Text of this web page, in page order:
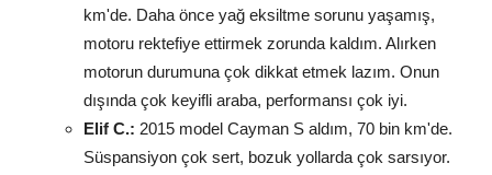
km'de. Daha önce yağ eksiltme sorunu yaşamış,
motoru rektefiye ettirmek zorunda kaldım. Alırken
motorun durumuna çok dikkat etmek lazım. Onun
dışında çok keyifli araba, performansı çok iyi.
Elif C.: 2015 model Cayman S aldım, 70 bin km'de.
Süspansiyon çok sert, bozuk yollarda çok sarsıyor.